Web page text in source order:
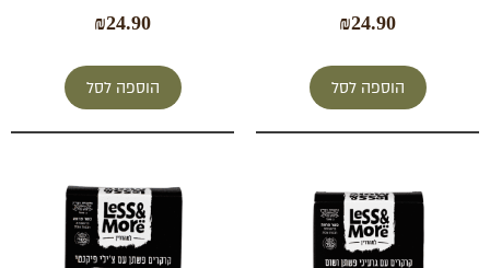
₪24.90
הוספה לסל
₪24.90
הוספה לסל